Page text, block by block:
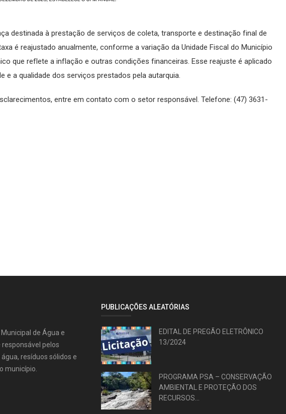
destinada à prestação de serviços de coleta, transporte e destinação final de
é reajustado anualmente, conforme a variação da Unidade Fiscal do Município
que reflete a inflação e outras condições financeiras. Esse reajuste é aplicado
e a qualidade dos serviços prestados pela autarquia.
entre em contato com o setor responsável. Telefone: (47) 3631-
de Água e
responsável pelos
resíduos sólidos e
município.
PUBLICAÇÕES ALEATÓRIAS
EDITAL DE PREGÃO ELETRÔNICO
13/2024
PROGRAMA PSA – CONSERVAÇÃO
AMBIENTAL E PROTEÇÃO DOS
RECURSOS...